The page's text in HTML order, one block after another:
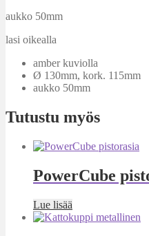
aukko 50mm
lasi oikealla
amber kuviolla
Ø 130mm, kork. 115mm
aukko 50mm
Tutustu myös
PowerCube
Lue lisää